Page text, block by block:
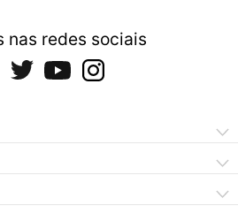
nas redes sociais